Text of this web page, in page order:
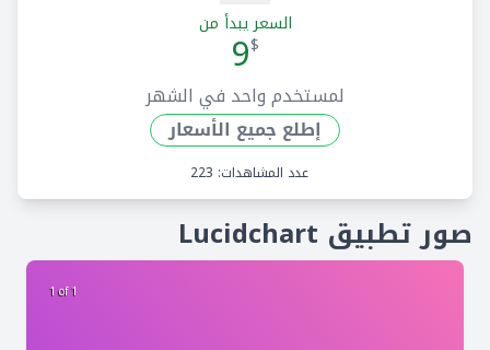
السعر يبدأ من
$
9
لمستخدم واحد في الشهر
إطلع جميع الأسعار
عدد المشاهدات: 223
صور تطبيق Lucidchart
1 of 1